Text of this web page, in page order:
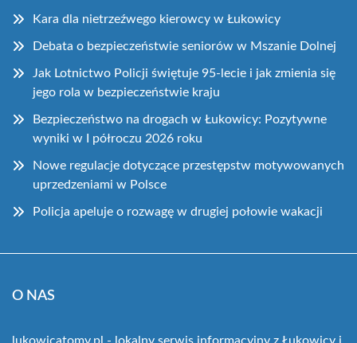
Kara dla nietrzeźwego kierowcy w Łukowicy
Debata o bezpieczeństwie seniorów w Mszanie Dolnej
Jak Lotnictwo Policji świętuje 95-lecie i jak zmienia się
jego rola w bezpieczeństwie kraju
Bezpieczeństwo na drogach w Łukowicy: Pozytywne
wyniki w I półroczu 2026 roku
Nowe regulacje dotyczące przestępstw motywowanych
uprzedzeniami w Polsce
Policja apeluje o rozwagę w drugiej połowie wakacji
O NAS